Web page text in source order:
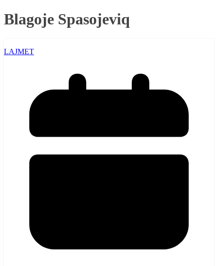
Blagoje Spasojeviq
LAJMET